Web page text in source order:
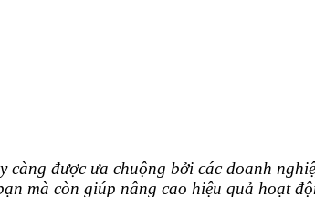
được ưa chuộng bởi các doanh
mà còn giúp nâng cao hiệu quả hoạt